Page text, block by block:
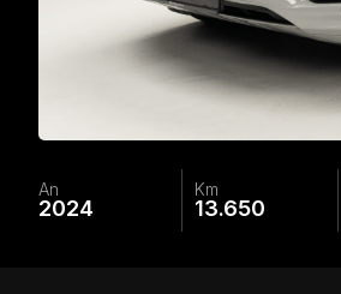
An
2024
Km
13.650